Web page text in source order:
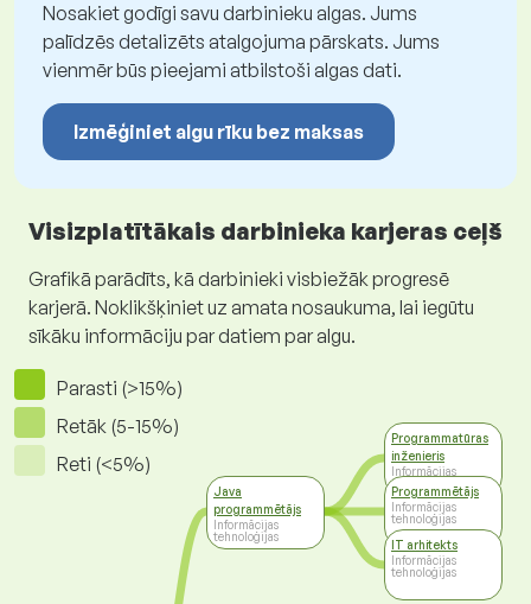
Nosakiet godīgi savu darbinieku algas. Jums
palīdzēs detalizēts atalgojuma pārskats. Jums
vienmēr būs pieejami atbilstoši algas dati.
Izmēģiniet algu rīku bez maksas
Visizplatītākais darbinieka karjeras ceļš
Grafikā parādīts, kā darbinieki visbiežāk progresē
karjerā. Noklikšķiniet uz amata nosaukuma, lai iegūtu
sīkāku informāciju par datiem par algu.
Parasti (>15%)
Retāk (5-15%)
Reti (<5%)
Java
programmētājs
Informācijas
tehnoloģijas
Programmatūras
inženieris
Informācijas
tehnoloģijas
Programmētājs
Informācijas
tehnoloģijas
IT arhitekts
Informācijas
tehnoloģijas